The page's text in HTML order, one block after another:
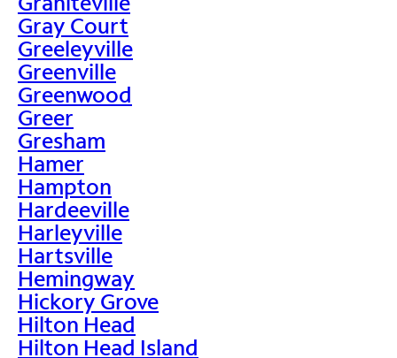
Gray Court
Greeleyville
Greenville
Greenwood
Greer
Gresham
Hamer
Hampton
Hardeeville
Harleyville
Hartsville
Hemingway
Hickory Grove
Hilton Head
Hilton Head Island